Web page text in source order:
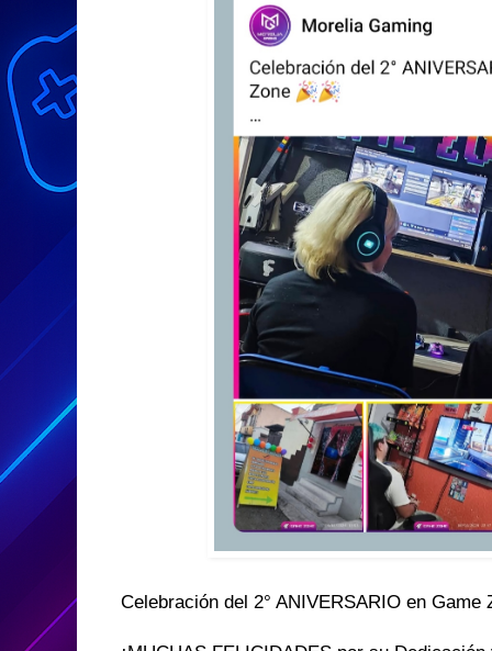
Celebración del 2° ANIVERSARIO en Game